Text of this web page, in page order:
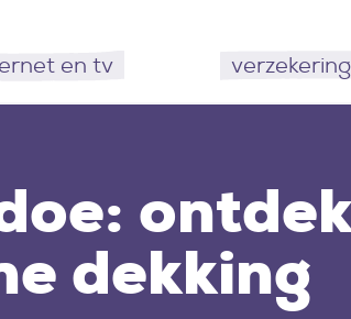
en tv verzekering
dekking